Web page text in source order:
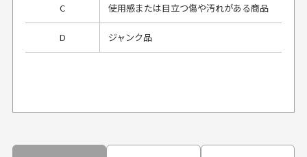
C 使用感または目立つ傷や汚れがある商品
D ジャンク品